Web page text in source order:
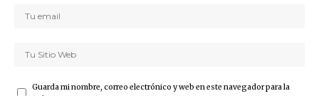
Guarda mi nombre, correo electrónico y web en este navegador para la